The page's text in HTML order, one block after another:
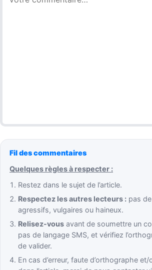
Fil des commentaires
Quelques règles à respecter :
Restez dans le sujet de l’article.
Respectez les autres lecteurs : pas
agressifs, vulgaires ou haineux.
Relisez-vous avant de soumettre un
pas de langage SMS, et vérifiez
de valider.
En cas d’erreur, faute d’orthographe